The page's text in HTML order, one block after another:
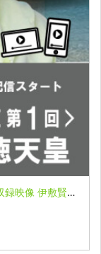
誰も知らない日本の叡智【沖縄編】第１回収録映像 伊敷賢氏 プレ・ザ・身禊（MISOGI）合宿セミナーpart５in沖縄